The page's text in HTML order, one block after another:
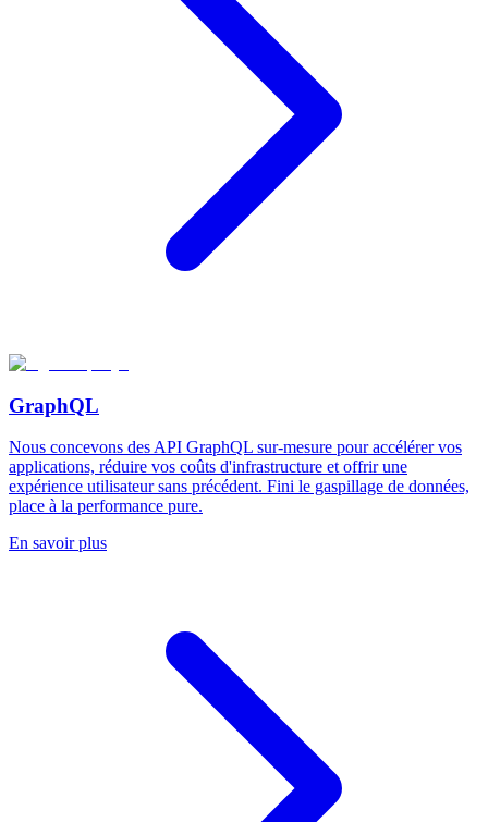
GraphQL
Nous concevons des API GraphQL sur-mesure pour accélérer vos
applications, réduire vos coûts d'infrastructure et offrir une
expérience utilisateur sans précédent. Fini le gaspillage de données,
place à la performance pure.
En savoir plus